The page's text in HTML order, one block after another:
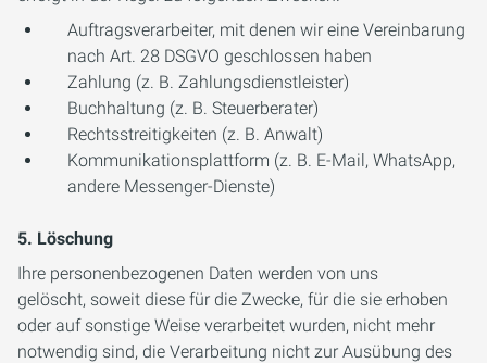
Auftragsverarbeiter, mit denen wir eine Vereinbarung
nach Art. 28 DSGVO geschlossen haben
Zahlung (z. B. Zahlungsdienstleister)
Buchhaltung (z. B. Steuerberater)
Rechtsstreitigkeiten (z. B. Anwalt)
Kommunikationsplattform (z. B. E-Mail, WhatsApp,
andere Messenger-Dienste)
5. Löschung
Ihre personenbezogenen Daten werden von uns
gelöscht, soweit diese für die Zwecke, für die sie erhoben
oder auf sonstige Weise verarbeitet wurden, nicht mehr
notwendig sind, die Verarbeitung nicht zur Ausübung des